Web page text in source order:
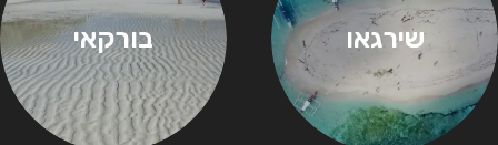
שירגאו בורקאי